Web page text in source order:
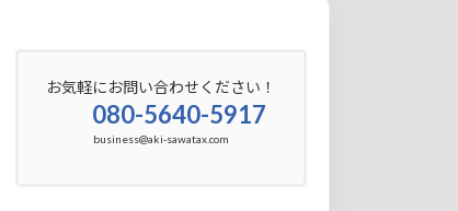
お気軽にお問い合わせください！
080-5640-5917
business@aki-sawatax.com